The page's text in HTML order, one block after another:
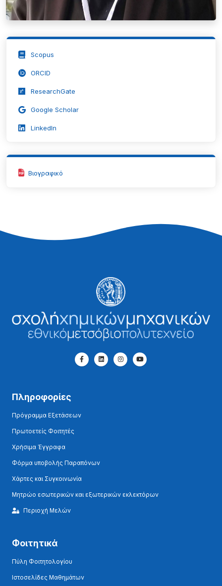
Scopus
ORCID
ResearchGate
Google Scholar
LinkedIn
Βιογραφικό
Πληροφορίες
Πρόγραμμα Εξετάσεων
Πρωτοετείς Φοιτητές
Χρήσιμα Έγγραφα
Φόρμα υποβολής Παραπόνων
Χάρτες και Συγκοινωνία
Μητρώο εσωτερικών και εξωτερικών εκλεκτόρων
Περιοχή Μελών
Φοιτητικά
Πύλη Φοιτητολογίου
Ιστοσελίδες Μαθημάτων